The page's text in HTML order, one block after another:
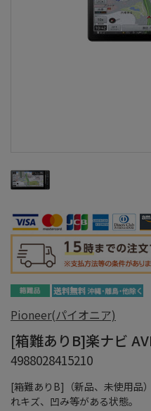
[箱難ありB]（新品、未使用品
れキズ、凹み等がある状態。
Pioneer(パイオニア)
[箱難ありB]楽ナビ
4988028415210